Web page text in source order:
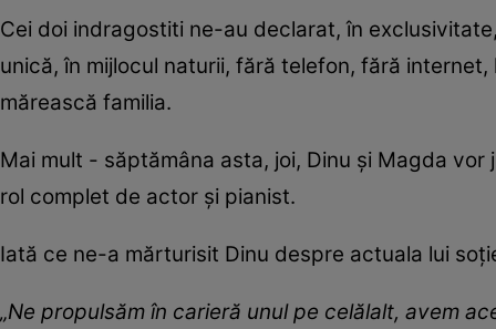
Cei doi indragostiti ne-au declarat, în
unică, în mijlocul naturii, fără telefon, fără
mărească familia.
Mai mult - săptămâna asta, joi, Dinu și Magda
rol complet de actor și pianist.
Iată ce ne-a mărturisit Dinu despre actuala lui
„Ne propulsăm în carieră unul pe celălalt, avem